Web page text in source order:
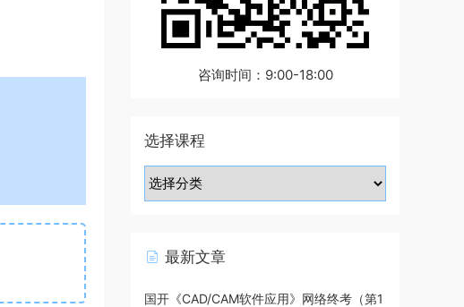
咨询时间：9:00-18:00
选择课程
最新文章
国开《CAD/CAM软件应用》网络终考（第1